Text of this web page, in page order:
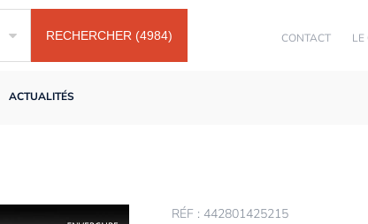
CONTACT LE
ACTUALITÉS
RECHERCHER (4984)
RÉF : 442801425215